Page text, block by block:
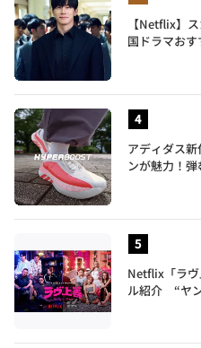
【Netflix】
国ドラマおす
アディダス新
ンが魅力！
Netflix「ラヴ
ル紹介 “ヤ